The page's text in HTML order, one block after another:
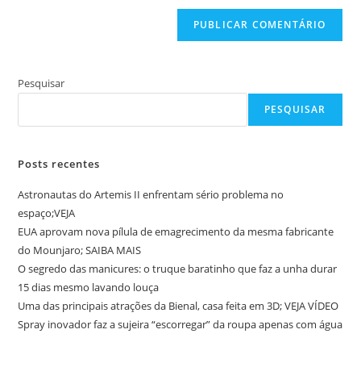
Pesquisar
PESQUISAR
Posts recentes
Astronautas do Artemis II enfrentam sério problema no
espaço;VEJA
EUA aprovam nova pílula de emagrecimento da mesma fabricante
do Mounjaro; SAIBA MAIS
O segredo das manicures: o truque baratinho que faz a unha durar
15 dias mesmo lavando louça
Uma das principais atrações da Bienal, casa feita em 3D; VEJA VÍDEO
Spray inovador faz a sujeira “escorregar” da roupa apenas com água